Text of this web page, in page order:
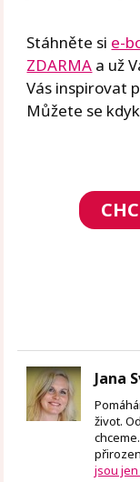
Stáhněte si e-
ZDARMA a už
Vás inspirovat
Můžete se
Jana
život.
jsou jen